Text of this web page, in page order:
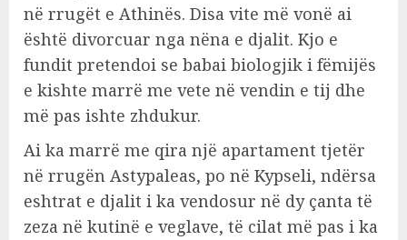
në rrugët e Athinës. Disa vite më vonë ai
është divorcuar nga nëna e djalit. Kjo e
fundit pretendoi se babai biologjik i fëmijës
e kishte marrë me vete në vendin e tij dhe
më pas ishte zhdukur.
Ai ka marrë me qira një apartament tjetër
në rrugën Astypaleas, po në Kypseli, ndërsa
eshtrat e djalit i ka vendosur në dy çanta të
zeza në kutinë e veglave, të cilat më pas i ka